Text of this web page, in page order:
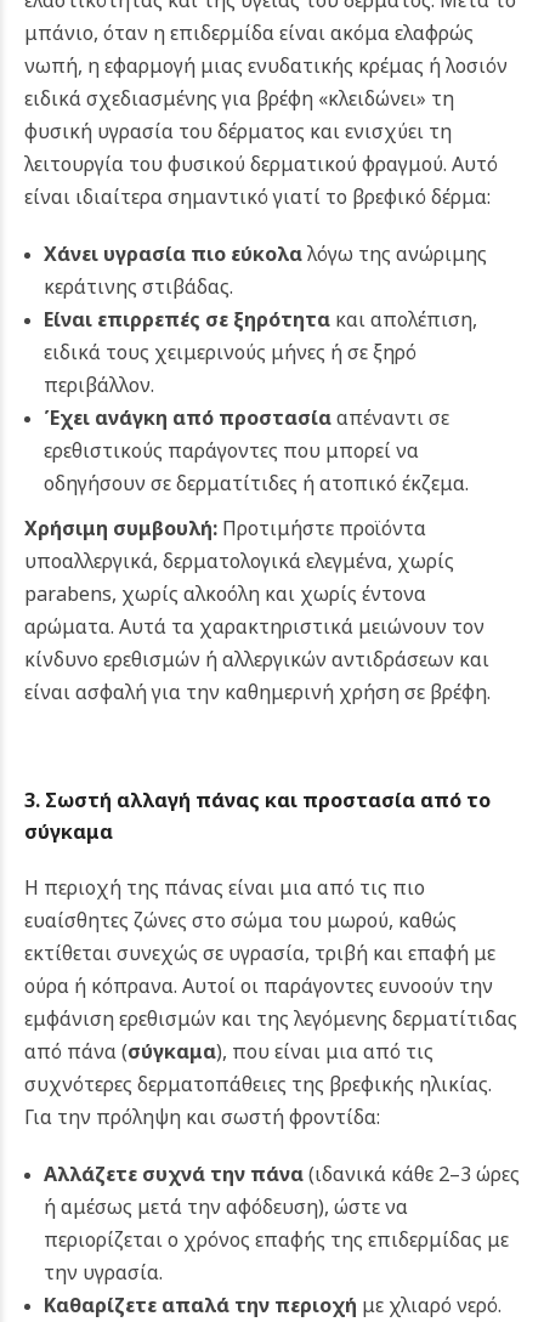
μπάνιο, όταν η επιδερμίδα είναι ακόμα ελαφρώς
νωπή, η εφαρμογή μιας ενυδατικής κρέμας ή λοσιόν
ειδικά σχεδιασμένης για βρέφη «κλειδώνει» τη
φυσική υγρασία του δέρματος και ενισχύει τη
λειτουργία του φυσικού δερματικού φραγμού. Αυτό
είναι ιδιαίτερα σημαντικό γιατί το βρεφικό δέρμα:
Χάνει υγρασία πιο εύκολαλόγω της ανώριμης
κεράτινης στιβάδας.
Είναι επιρρεπές σε ξηρότητακαι απολέπιση,
ειδικά τους χειμερινούς μήνες ή σε ξηρό
περιβάλλον.
Έχει ανάγκη από προστασίααπέναντι σε
ερεθιστικούς παράγοντες που μπορεί να
οδηγήσουν σε δερματίτιδες ή ατοπικό έκζεμα.
Χρήσιμη συμβουλή: Προτιμήστε προϊόντα
υποαλλεργικά, δερματολογικά ελεγμένα, χωρίς
parabens, χωρίς αλκοόλη και χωρίς έντονα
αρώματα. Αυτά τα χαρακτηριστικά μειώνουν τον
κίνδυνο ερεθισμών ή αλλεργικών αντιδράσεων και
είναι ασφαλή για την καθημερινή χρήση σε βρέφη.
3. Σωστή αλλαγή πάνας και προστασία από το
σύγκαμα
Η περιοχή της πάνας είναι μια από τις πιο
ευαίσθητες ζώνες στο σώμα του μωρού, καθώς
εκτίθεται συνεχώς σε υγρασία, τριβή και επαφή με
ούρα ή κόπρανα. Αυτοί οι παράγοντες ευνοούν την
εμφάνιση ερεθισμών και της λεγόμενης δερματίτιδας
από πάνα (σύγκαμα), που είναι μια από τις
συχνότερες δερματοπάθειες της βρεφικής ηλικίας.
Για την πρόληψη και σωστή φροντίδα:
Αλλάζετε συχνά την πάνα(ιδανικά κάθε 2–3 ώρες
ή αμέσως μετά την αφόδευση), ώστε να
περιορίζεται ο χρόνος επαφής της επιδερμίδας με
την υγρασία.
Καθαρίζετε απαλά την περιοχή με χλιαρό νερό.